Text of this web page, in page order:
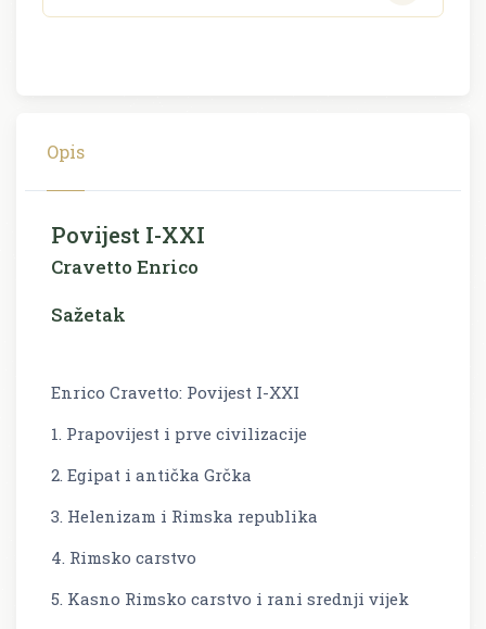
Opis
Povijest I-XXI
Cravetto Enrico
Sažetak
Enrico Cravetto: Povijest I-XXI
1. Prapovijest i prve civilizacije
2. Egipat i antička Grčka
3. Helenizam i Rimska republika
4. Rimsko carstvo
5. Kasno Rimsko carstvo i rani srednji vijek